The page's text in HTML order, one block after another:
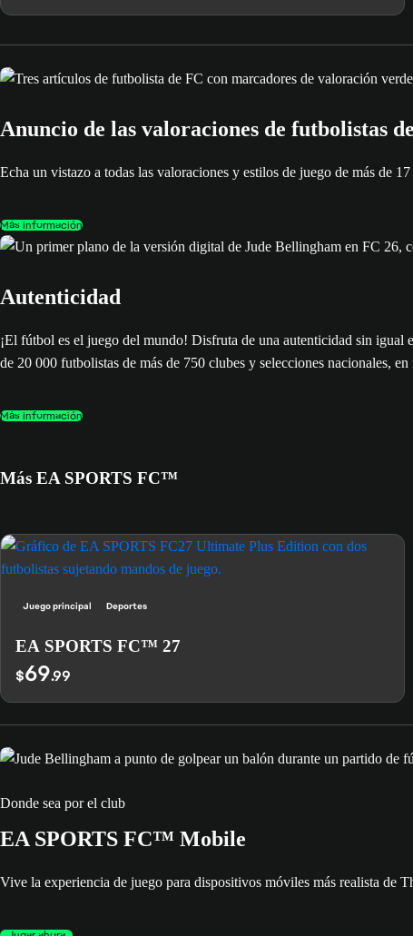
Anuncio de las valoraciones de futbolistas
Echa un vistazo a todas las valoraciones y estilos de juego de más de
Más información
Autenticidad
¡El fútbol es el juego del mundo! Disfruta de una autenticidad sin
de 20 000 futbolistas de más de 750 clubes y selecciones nacionales,
Más información
Más EA SPORTS FC™
Juego principal Deportes
EA SPORTS FC™ 27
$69.99
Donde sea por el club
EA SPORTS FC™ Mobile
Vive la experiencia de juego para dispositivos móviles más realista de